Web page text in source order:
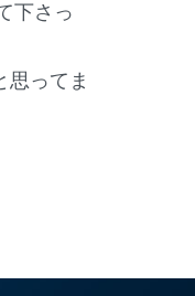
下さっ
思ってま